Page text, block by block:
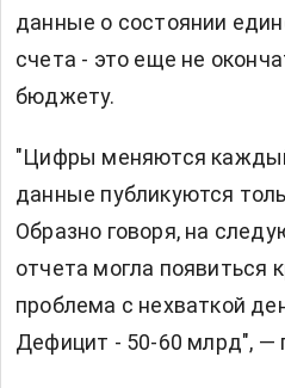
данные о состоянии
счета - это еще не
бюджету.
"Цифры меняются
данные публикуются
Образно говоря, на
отчета могла появиться
проблема с нехваткой
Дефицит - 50-60 млрд", —